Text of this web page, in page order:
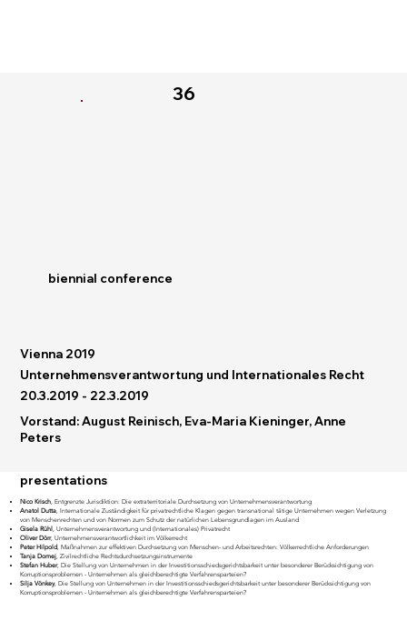
presentations
Nico Krisch,Entgrenzte Jurisdiktion: Die extraterritoriale Durchsetzung von Unternehmensverantwortung
Anatol Dutta, Internationale Zuständigkeit für privatrechtliche Klagen gegen transnational tätige Unternehmen wegen Verletzung
von Menschenrechten und von Normen zum Schutz der natürlichen Lebensgrundlagen im Ausland
Gisela Rühl,Unternehmensverantwortung und (Internationales) Privatrecht
Oliver Dörr, Unternehmensverantwortlichkeit im Völkerrecht
Peter Hilpold, Maßnahmen zur effektiven Durchsetzung von Menschen- und Arbeitsrechten: Völkerrechtliche Anforderungen
Tanja Domej, Zivilrechtliche Rechtsdurchsetzungsinstrumente
Stefan Huber, Die Stellung von Unternehmen in der Investitionsschiedsgerichtsbarkeit unter besonderer Berücksichtigung von
Korruptionsproblemen - Unternehmen als gleichberechtigte Verfahrensparteien?
Silja Vönkey, Die Stellung von Unternehmen in der Investitionsschiedsgerichtsbarkeit unter besonderer Berücksichtigung von
Korruptionsproblemen - Unternehmen als gleichberechtigte Verfahrensparteien?
Vienna 2019
Unternehmensverantwortung und Internationales Recht
20.3.2019 - 22.3.2019
Vorstand: August Reinisch, Eva-Maria Kieninger, Anne
Peters
36
biennial conference